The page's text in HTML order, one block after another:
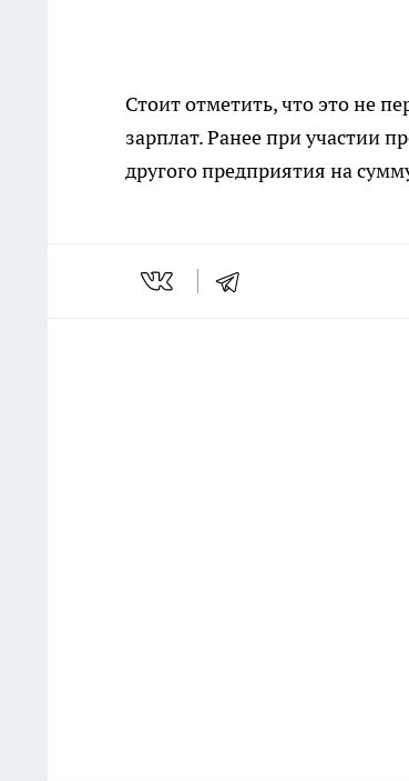
Стоит отметить, что это не
зарплат. Ранее при участии
другого предприятия на